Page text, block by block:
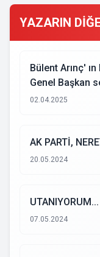
YAZARIN
Bülent Arınç'
Genel Başkan
02.04.2025
AK PARTİ,
20.05.2024
UTANIYORUM...
07.05.2024